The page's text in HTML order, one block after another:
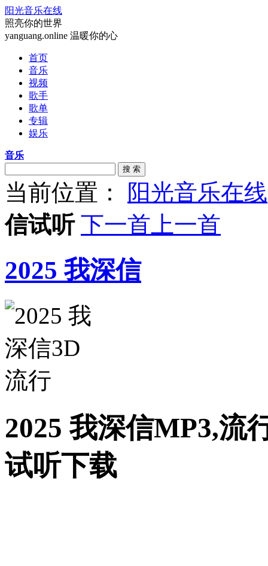
阳光音乐在线
照亮你的世界
yanguang.online 温暖你的心
首页
音乐
视频
歌手
歌单
专辑
娱乐
音乐
搜 索
当前位置： 阳光音乐在线
信试听 下一首 上一首
2025 我深信
2025 我深信MP3,流
试听下载